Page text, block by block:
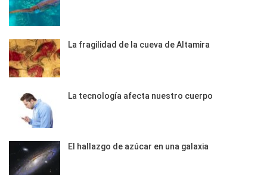
La fragilidad de la cueva de Altamira
La tecnología afecta nuestro cuerpo
El hallazgo de azúcar en una galaxia